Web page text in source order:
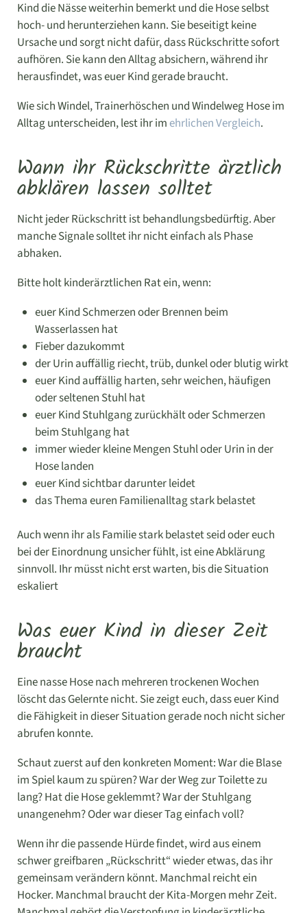
Kind die Nässe weiterhin bemerkt und die Hose selbst
hoch- und herunterziehen kann. Sie beseitigt keine
Ursache und sorgt nicht dafür, dass Rückschritte sofort
aufhören. Sie kann den Alltag absichern, während ihr
herausfindet, was euer Kind gerade braucht.
Wie sich Windel, Trainerhöschen und Windelweg Hose im
Alltag unterscheiden, lest ihr im ehrlichen Vergleich.
Wann ihr Rückschritte ärztlich
abklären lassen solltet
Nicht jeder Rückschritt ist behandlungsbedürftig. Aber
manche Signale solltet ihr nicht einfach als Phase
abhaken.
Bitte holt kinderärztlichen Rat ein, wenn:
euer Kind Schmerzen oder Brennen beim
Wasserlassen hat
Fieber dazukommt
der Urin auffällig riecht, trüb, dunkel oder blutig wirkt
euer Kind auffällig harten, sehr weichen, häufigen
oder seltenen Stuhl hat
euer Kind Stuhlgang zurückhält oder Schmerzen
beim Stuhlgang hat
immer wieder kleine Mengen Stuhl oder Urin in der
Hose landen
euer Kind sichtbar darunter leidet
das Thema euren Familienalltag stark belastet
Auch wenn ihr als Familie stark belastet seid oder euch
bei der Einordnung unsicher fühlt, ist eine Abklärung
sinnvoll. Ihr müsst nicht erst warten, bis die Situation
eskaliert
Was euer Kind in dieser Zeit
braucht
Eine nasse Hose nach mehreren trockenen Wochen
löscht das Gelernte nicht. Sie zeigt euch, dass euer Kind
die Fähigkeit in dieser Situation gerade noch nicht sicher
abrufen konnte.
Schaut zuerst auf den konkreten Moment: War die Blase
im Spiel kaum zu spüren? War der Weg zur Toilette zu
lang? Hat die Hose geklemmt? War der Stuhlgang
unangenehm? Oder war dieser Tag einfach voll?
Wenn ihr die passende Hürde findet, wird aus einem
schwer greifbaren „Rückschritt“ wieder etwas, das ihr
gemeinsam verändern könnt. Manchmal reicht ein
Hocker. Manchmal braucht der Kita-Morgen mehr Zeit.